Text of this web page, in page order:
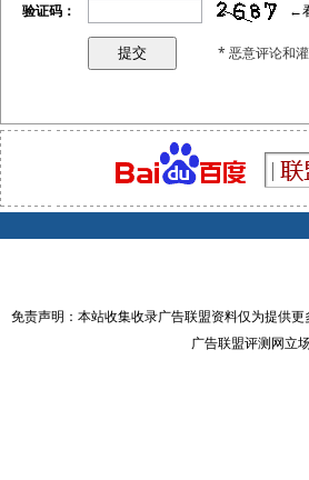
验证码： ←
* 恶意评论和
免责声明：本站收集收录广告联盟资料仅为提供
广告联盟评测网立